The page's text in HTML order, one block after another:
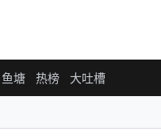
鱼塘 热榜 大吐槽